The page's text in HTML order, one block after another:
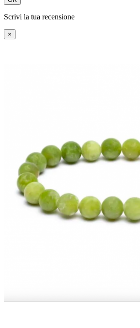
Scrivi la tua recensione
×